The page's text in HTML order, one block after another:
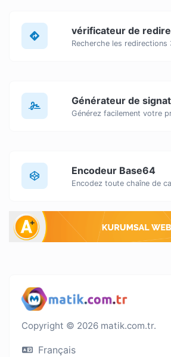
Encodeur Base64
Copyright © 2026 matik.com.tr.
Français